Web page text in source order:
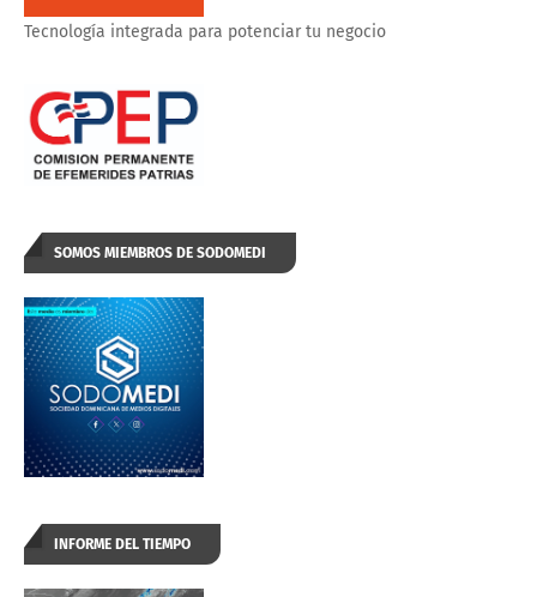
Tecnología integrada para potenciar tu negocio
SOMOS MIEMBROS DE SODOMEDI
INFORME DEL TIEMPO